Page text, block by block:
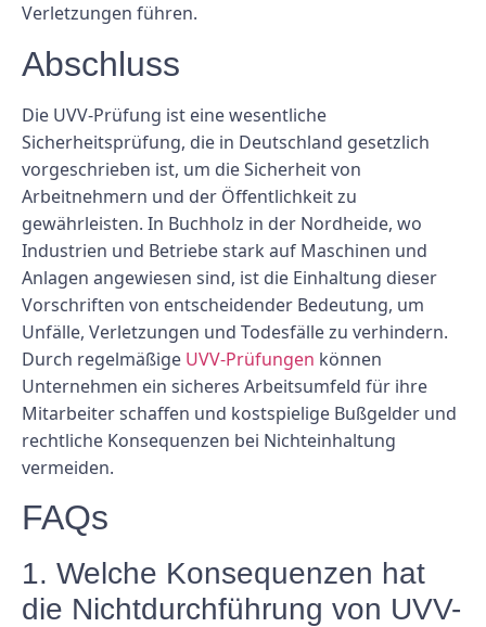
Verletzungen führen.
Abschluss
Die UVV-Prüfung ist eine wesentliche
Sicherheitsprüfung, die in Deutschland gesetzlich
vorgeschrieben ist, um die Sicherheit von
Arbeitnehmern und der Öffentlichkeit zu
gewährleisten. In Buchholz in der Nordheide, wo
Industrien und Betriebe stark auf Maschinen und
Anlagen angewiesen sind, ist die Einhaltung dieser
Vorschriften von entscheidender Bedeutung, um
Unfälle, Verletzungen und Todesfälle zu verhindern.
Durch regelmäßige UVV-Prüfungen können
Unternehmen ein sicheres Arbeitsumfeld für ihre
Mitarbeiter schaffen und kostspielige Bußgelder und
rechtliche Konsequenzen bei Nichteinhaltung
vermeiden.
FAQs
1. Welche Konsequenzen hat
die Nichtdurchführung von UVV-